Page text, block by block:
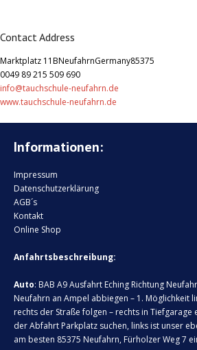
Contact Address
Marktplatz 11BNeufahrnGermany85375
0049 89 215 509 690
info@tauchschule-neufahrn.de
www.tauchschule-neufahrn.de
Informationen:
Impressum
Datenschutzerklärung
AGB´s
Kontakt
Online Shop
Anfahrtsbeschreibung:
Auto: BAB A9 Ausfahrt Eching Richtung
Neufahrn an Ampel abbiegen – 1. Möglichkeit
rechts der Straße folgen – rechts in Tiefgarage
der Abfahrt Parkplatz suchen, links ist unser
am besten 85375 Neufahrn, Fürholzer Weg 7